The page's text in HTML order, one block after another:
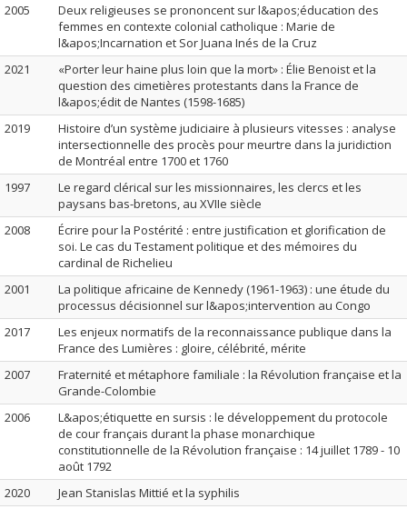
2005
Deux religieuses se prononcent sur l&apos;éducation des
femmes en contexte colonial catholique : Marie de
l&apos;Incarnation et Sor Juana Inés de la Cruz
2021
«Porter leur haine plus loin que la mort» : Élie Benoist et la
question des cimetières protestants dans la France de
l&apos;édit de Nantes (1598-1685)
2019
Histoire d’un système judiciaire à plusieurs vitesses : analyse
intersectionnelle des procès pour meurtre dans la juridiction
de Montréal entre 1700 et 1760
1997
Le regard clérical sur les missionnaires, les clercs et les
paysans bas-bretons, au XVIIe siècle
2008
Écrire pour la Postérité : entre justification et glorification de
soi. Le cas du Testament politique et des mémoires du
cardinal de Richelieu
2001
La politique africaine de Kennedy (1961-1963) : une étude du
processus décisionnel sur l&apos;intervention au Congo
2017
Les enjeux normatifs de la reconnaissance publique dans la
France des Lumières : gloire, célébrité, mérite
2007
Fraternité et métaphore familiale : la Révolution française et la
Grande-Colombie
2006
L&apos;étiquette en sursis : le développement du protocole
de cour français durant la phase monarchique
constitutionnelle de la Révolution française : 14 juillet 1789 - 10
août 1792
2020
Jean Stanislas Mittié et la syphilis